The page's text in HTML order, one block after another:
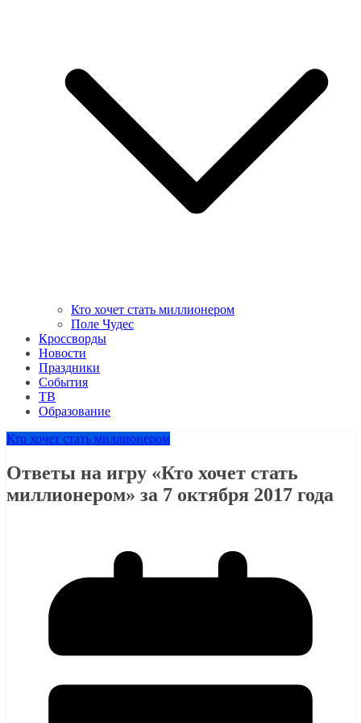
Кто хочет стать миллионером
Поле Чудес
Кроссворды
Новости
Праздники
События
ТВ
Образование
Кто хочет стать миллионером
Ответы на игру «Кто хочет стать
миллионером» за 7 октября 2017 года